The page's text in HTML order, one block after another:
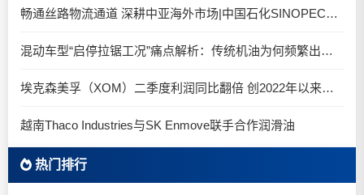
畅通丝路物流通道 深耕中亚海外市场|中国石化SINOPEC润滑油北京-阿拉木图图定班列顺利抵达
混动车型“启停拉锯工况”痛点解析：传统机油为何频繁出现油泥堆积？
埃克森美孚（XOM）二季度利润同比翻倍 创2022年以来新高
越南Thaco Industries与SK Enmove联手合作润滑油
热门排行